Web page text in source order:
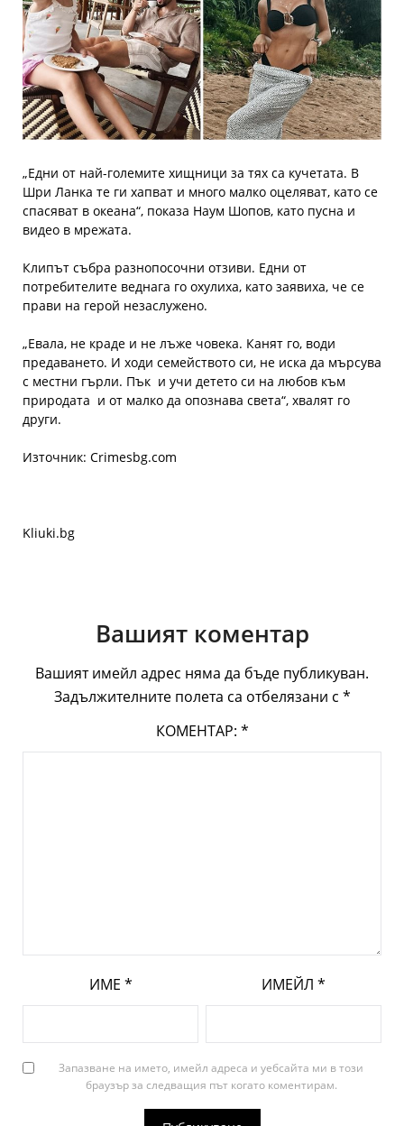
„Едни от най-големите хищници за тях са кучетата. В
Шри Ланка те ги хапват и много малко оцеляват, като се
спасяват в океана“, показа Наум Шопов, като пусна и
видео в мрежата.
Клипът събра разнопосочни отзиви. Едни от
потребителите веднага го охулиха, като заявиха, че се
прави на герой незаслужено.
„Евала, не краде и не лъже човека. Канят го, води
предаването. И ходи семейството си, не иска да мърсува
с местни гърли. Пък и учи детето си на любов към
природата и от малко да опознава света“, хвалят го
други.
Източник: Crimesbg.com
Kliuki.bg
Вашият коментар
Вашият имейл адрес няма да бъде публикуван.
Задължителните полета са отбелязани с *
КОМЕНТАР: *
ИМЕ * ИМЕЙЛ *
Запазване на името, имейл адреса и уебсайта ми в този
браузър за следващия път когато коментирам.